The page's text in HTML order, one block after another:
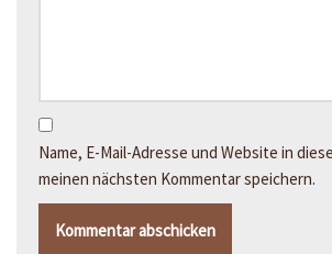
Name, E-Mail-Adresse und Website in
meinen nächsten Kommentar speichern.